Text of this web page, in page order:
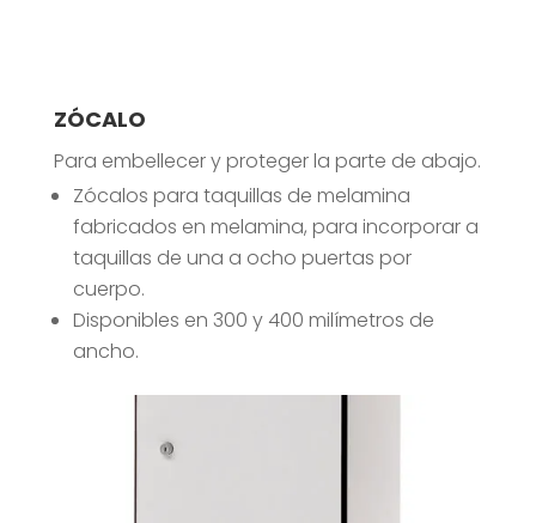
ZÓCALO
Para embellecer y proteger la parte de abajo.
Zócalos para taquillas de melamina
fabricados en melamina, para incorporar a
taquillas de una a ocho puertas por
cuerpo.
Disponibles en 300 y 400 milímetros de
ancho.